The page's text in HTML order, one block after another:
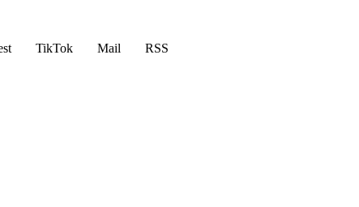
TikTok Mail
RSS